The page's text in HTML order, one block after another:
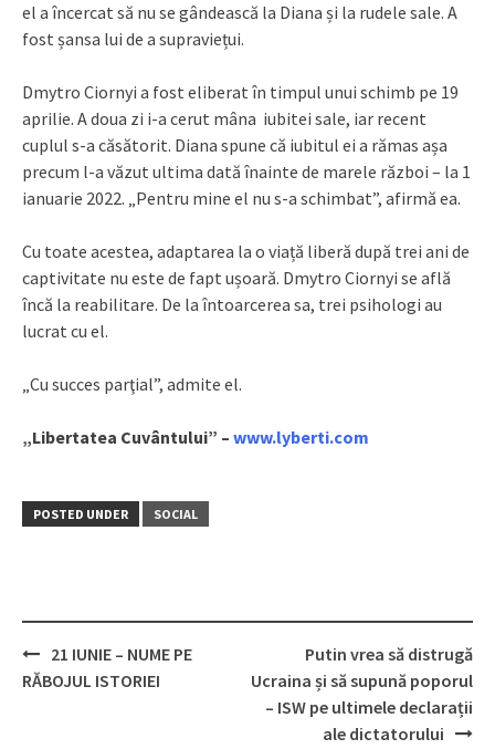
el a încercat să nu se gândească la Diana și la rudele sale. A
fost șansa lui de a supraviețui.
Dmytro Ciornyi a fost eliberat în timpul unui schimb pe 19
aprilie. A doua zi i-a cerut mâna iubitei sale, iar recent
cuplul s-a căsătorit. Diana spune că iubitul ei a rămas așa
precum l-a văzut ultima dată înainte de marele război – la 1
ianuarie 2022. „Pentru mine el nu s-a schimbat”, afirmă ea.
Cu toate acestea, adaptarea la o viață liberă după trei ani de
captivitate nu este de fapt ușoară. Dmytro Ciornyi se află
încă la reabilitare. De la întoarcerea sa, trei psihologi au
lucrat cu el.
„Cu succes parţial”, admite el.
„Libertatea Cuvântului” – www.lyberti.com
POSTED UNDER SOCIAL
Post
21 IUNIE – NUME PE
RĂBOJUL ISTORIEI
Putin vrea să distrugă
Ucraina și să supună poporul
– ISW pe ultimele declarații
ale dictatorului